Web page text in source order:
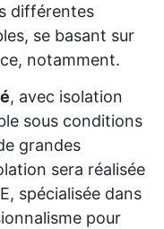
différentes
se basant sur
notamment.
, avec isolation
sous conditions
grandes
sera réalisée
spécialisée dans
pour